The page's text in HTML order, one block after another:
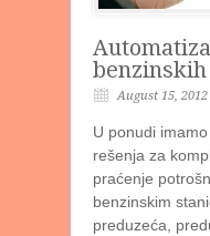
August 15, 2012
U ponudi
rešenja za
praćenje
benzinskim
preduzeća,